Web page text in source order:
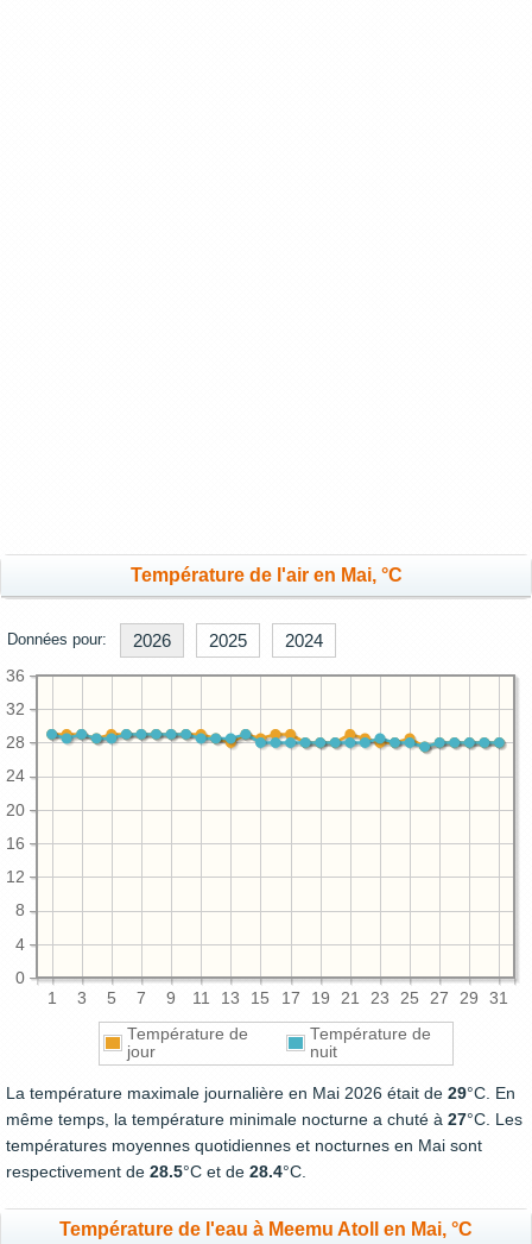
Température de l'air en Mai, °C
Données pour: 2026 2025 2024
1 3 5 7 9 11 13 15 17 19 21 23 25 27 29 31
0
4
8
12
16
20
24
28
32
36
Température de
jour
Température de
nuit
La température maximale journalière en Mai 2026 était de 29°C. En
même temps, la température minimale nocturne a chuté à 27°C. Les
températures moyennes quotidiennes et nocturnes en Mai sont
respectivement de 28.5°C et de 28.4°C.
Température de l'eau à Meemu Atoll en Mai, °C